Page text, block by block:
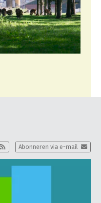
Abonneren via e-mail